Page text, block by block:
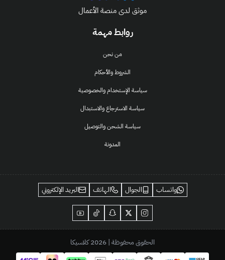
روابط مهمة
من نحن
الشروط والأحكام
سياسة الإستخدام والخصوصية
سياسة الاسترجاع والاستبدال
سياسة الشحن والتوصيل
المدونة
موثق لدى منصة الأعمال
واتساب الجوال الهاتف البريد الإلكتروني
الحقوق محفوظة | 2026 كلاسيكا